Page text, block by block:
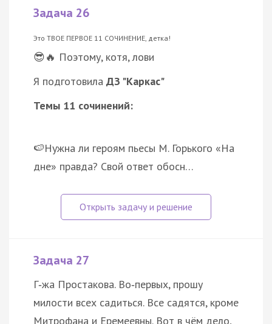
Задача 26
Это ТВОЕ ПЕРВОЕ 11 СОЧИНЕНИЕ, детка!
😎🔥 Поэтому, котя, лови
Я подготовила ДЗ "Каркас"
Темы 11 сочинений:
🍉Нужна ли героям пьесы М. Горького «На
дне» правда? Свой ответ обосн…
Задача 27
Г‑жа Простакова. Во‑первых, прошу
милости всех садиться. Все садятся, кроме
Митрофана и Еремеевны. Вот в чём дело,